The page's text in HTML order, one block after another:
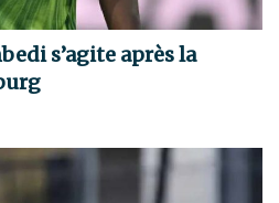
s’agite après la